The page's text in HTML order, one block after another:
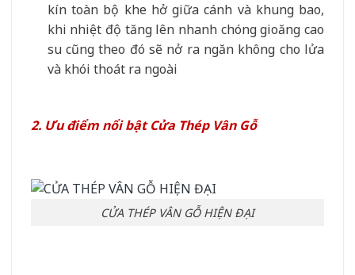
kín toàn bộ khe hở giữa cánh và khung bao,
khi nhiệt độ tăng lên nhanh chóng gioăng cao
su cũng theo đó sẽ nở ra ngăn không cho lửa
và khói thoát ra ngoài
2. Ưu điểm nổi bật Cửa Thép Vân Gỗ
CỬA THÉP VÂN GỖ HIỆN ĐẠI